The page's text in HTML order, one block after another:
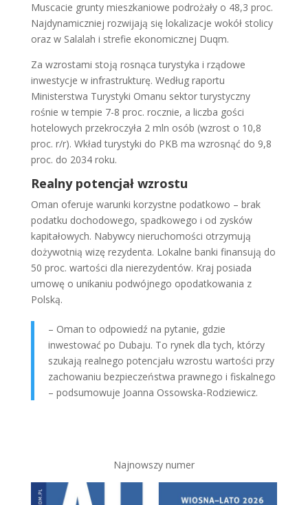
Muscacie grunty mieszkaniowe podrożały o 48,3 proc.
Najdynamiczniej rozwijają się lokalizacje wokół stolicy
oraz w Salalah i strefie ekonomicznej Duqm.
Za wzrostami stoją rosnąca turystyka i rządowe
inwestycje w infrastrukturę. Według raportu
Ministerstwa Turystyki Omanu sektor turystyczny
rośnie w tempie 7-8 proc. rocznie, a liczba gości
hotelowych przekroczyła 2 mln osób (wzrost o 10,8
proc. r/r). Wkład turystyki do PKB ma wzrosnąć do 9,8
proc. do 2034 roku.
Realny potencjał wzrostu
Oman oferuje warunki korzystne podatkowo – brak
podatku dochodowego, spadkowego i od zysków
kapitałowych. Nabywcy nieruchomości otrzymują
dożywotnią wizę rezydenta. Lokalne banki finansują do
50 proc. wartości dla nierezydentów. Kraj posiada
umowę o unikaniu podwójnego opodatkowania z
Polską.
– Oman to odpowiedź na pytanie, gdzie
inwestować po Dubaju. To rynek dla tych, którzy
szukają realnego potencjału wzrostu wartości przy
zachowaniu bezpieczeństwa prawnego i fiskalnego
– podsumowuje Joanna Ossowska-Rodziewicz.
Najnowszy numer